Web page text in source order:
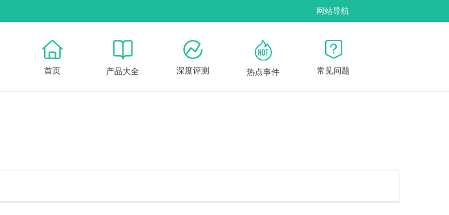
网站导航
首页 产品大全 深度评测 热点事件 常见问题